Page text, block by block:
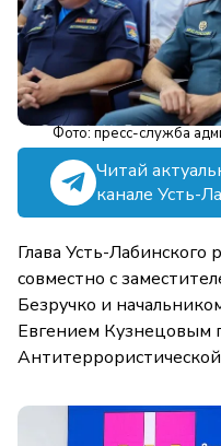
Фото: пресс-служба
Читай
канале Усть-
Глава Усть-Лабинского
совместно с
Безручко и
Евгением Кузнецовым